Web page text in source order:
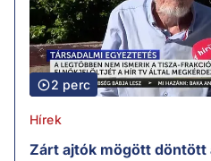
2 perc
Hírek
Zárt ajtók mögött döntött